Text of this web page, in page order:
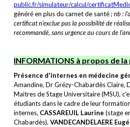
public.fr/simulateur/calcul/
généré en plus du carnet de santé ;nb :
certificat n'exclue pas la possibilité de
recommandé, sans urgence au cours de
INFORMATIONS à propos de
Présence d'internes en médecine
Amandine, Dr Grézy-Chabardès Claire,
Maitres de Stage Universitaire (MSU),
étudiants dans le cadre de leur
internes, CASSAREUIL Laurine (stage
Chabardès), VANDECANDELAERE